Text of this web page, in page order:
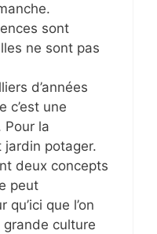
sont
ne sont pas
d’années
c’est une
Pour la
jardin potager.
deux concepts
peut
qu’ici que l’on
culture